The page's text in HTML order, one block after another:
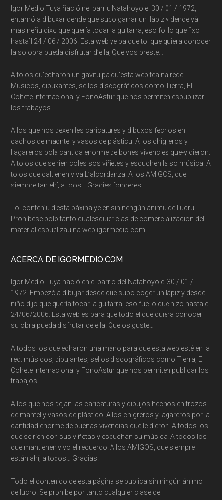
Igor Medio Tuya ñació nel barriu’Natahoyo el 30 / 01 / 1972,
entamó a dibuxar dende que supo garrar un llàpiz y dende yà
mas neñu dixo que quería tocar la guitarra, eso foi lo que fixo
hasta`l 24 / 06 / 2006. Esta web ye pa que tol que quiera conocer
la so obra pueda disfrutar d’ella, Que vos preste…
A tolos qu’echaron un gavitu pa qu’esta web tea na rede:
Musicos, dibuxantes, sellos discogràficos como Tierra, El
Cohete Internacional y FonoAstur que nos permiten espublizar
los trabayos.
A los que nos dexen les caricatures y dibuxos fechos en
cachos de maqntel y vasos de plásticu. A los chigreros y
llagareros pola cantida enorme de bones vivencies que-y dieron.
A tolos que se rien coles sos viñetes y escuchen la so música. A
tolos que caltienen viva L’alcordanza. A los AMIGOS, que
siempre tan ehí, a toos… Gracies fonderes.
Tol contenìu d’esta pàxina ye en sin nengún ánimu de llucru.
Prohibese polo tanto cualesquier clas de comercializacion del
material espublizau na web igormedio.com
ACERCA DE IGORMEDIO.COM
Igor Medio Tuya nació en el barrio del Natahoyo el 30 / 01 /
1972. Empezó a dibujar desde que supo coger un lápiz y desde
niño dijo que quería tocar la guitarra, eso fue lo que hizo hasta el
24/06/2006. Esta web es para que todo el que quiera conocer
su obra pueda disfrutar de ella. Que os guste…
A todos los que echaron una mano para que esta web esté en la
red: músicos, dibujantes, sellos discográficos como Tierra, El
Cohete Internacional y FonoAstur que nos permiten publicar los
trabajos.
A los que nos dejan las caricaturas y dibujos hechos en trozos
de mantel y vasos de plástico. A los chigreros y lagareros por la
cantidad enorme de buenas vivencias que le dieron. A todos los
que se ríen con sus viñetas y escuchan su música. A todos los
que mantienen vivo el recuerdo. A los AMIGOS, que siempre
están ahí, a todos… Gracias.
Todo el contenido de esta página se publica sin ningún ánimo
de lucro. Se prohibe por tanto cualquier clase de